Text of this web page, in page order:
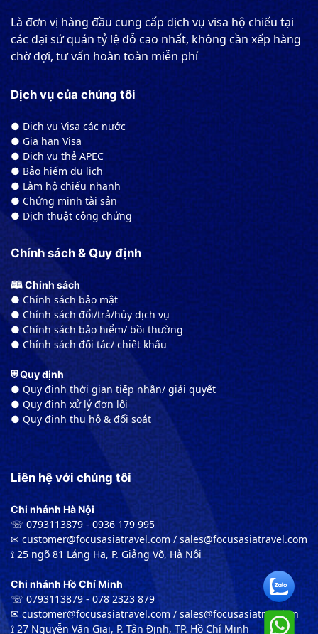
Là đơn vị hàng đầu cung cấp dịch vụ visa hộ chiếu tại
các đại sứ quán tỷ lệ đỗ cao nhất, không cần xếp hàng
chờ đợi, tư vấn hoàn toàn miễn phí
Dịch vụ của chúng tôi
● Dịch vụ Visa các nước
● Gia hạn Visa
● Dịch vụ thẻ APEC
● Bảo hiểm du lịch
● Làm hộ chiếu nhanh
● Chứng minh tài sản
● Dịch thuật công chứng
Chính sách & Quy định
🕮 Chính sách
● Chính sách bảo mật
● Chính sách đổi/trả/hủy dịch vụ
● Chính sách bảo hiểm/ bồi thường
● Chính sách đối tác/ chiết khấu
⛨ Quy định
● Quy định thời gian tiếp nhận/ giải quyết
● Quy định xử lý đơn lỗi
● Quy định thu hộ & đối soát
Liên hệ với chúng tôi
Chi nhánh Hà Nội
☏ 0793113879 - 0936 179 995
✉︎ customer@focusasiatravel.com / sales@focusasiatravel.com
⟟ 25 ngõ 81 Láng Hạ, P. Giảng Võ, Hà Nội
Chi nhánh Hồ Chí Minh
☏ 0793113879 - 078 2323 879
✉︎ customer@focusasiatravel.com / sales@focusasiatravel.vn
⟟ 27 Nguyễn Văn Giai, P. Tân Định, TP. Hồ Chí Minh